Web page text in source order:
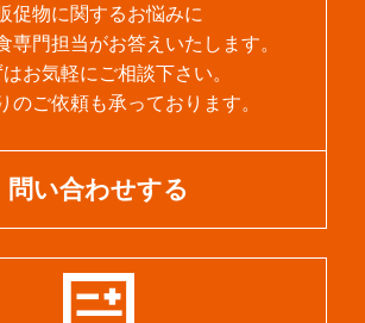
促物に関するお悩みに
専門担当がお答えいたします。
はお気軽にご相談下さい。
のご依頼も承っております。
問い合わせする